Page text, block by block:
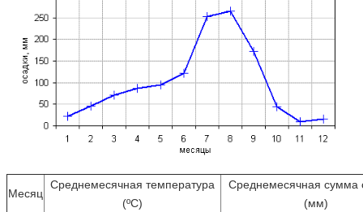
Месяц
Среднемесячная температура
(ºС)
Среднемесячная сумма
(мм)